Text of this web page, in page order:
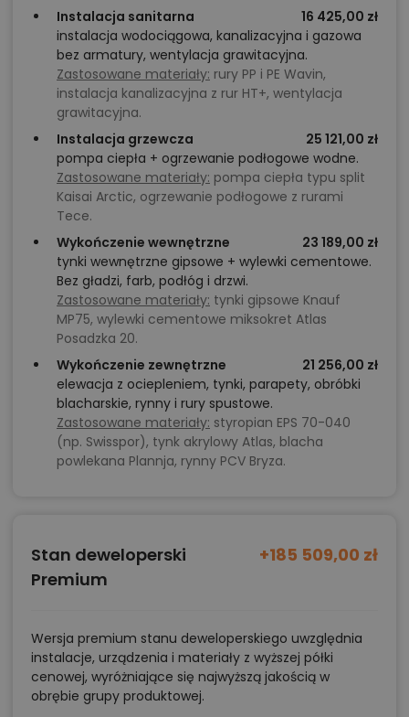
Instalacja sanitarna
16 425,00 zł
instalacja wodociągowa, kanalizacyjna i gazowa
bez armatury, wentylacja grawitacyjna.
Zastosowane materiały: rury PP i PE Wavin,
instalacja kanalizacyjna z rur HT+, wentylacja
grawitacyjna.
Instalacja grzewcza
25 121,00 zł
pompa ciepła + ogrzewanie podłogowe wodne.
Zastosowane materiały: pompa ciepła typu split
Kaisai Arctic, ogrzewanie podłogowe z rurami
Tece.
Wykończenie wewnętrzne
23 189,00 zł
tynki wewnętrzne gipsowe + wylewki cementowe.
Bez gładzi, farb, podłóg i drzwi.
Zastosowane materiały: tynki gipsowe Knauf
MP75, wylewki cementowe miksokret Atlas
Posadzka 20.
Wykończenie zewnętrzne
21 256,00 zł
elewacja z ociepleniem, tynki, parapety, obróbki
blacharskie, rynny i rury spustowe.
Zastosowane materiały: styropian EPS 70-040
(np. Swisspor), tynk akrylowy Atlas, blacha
powlekana Plannja, rynny PCV Bryza.
Stan deweloperski
Premium
+185 509,00 zł
Wersja premium stanu deweloperskiego uwzględnia
instalacje, urządzenia i materiały z wyższej półki
cenowej, wyróżniające się najwyższą jakością w
obrębie grupy produktowej.